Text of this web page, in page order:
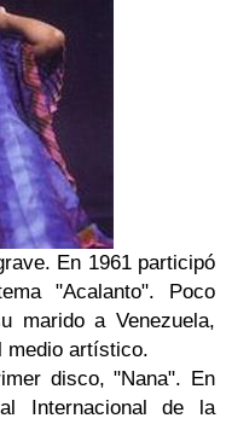
En 1961 participó
"Acalanto". Poco
marido a Venezuela,
medio artístico.
disco,"Nana". En
Internacional de la